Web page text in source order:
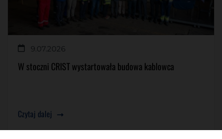
9.07.2026
W stoczni CRIST wystartowała budowa kablowca
Czytaj dalej